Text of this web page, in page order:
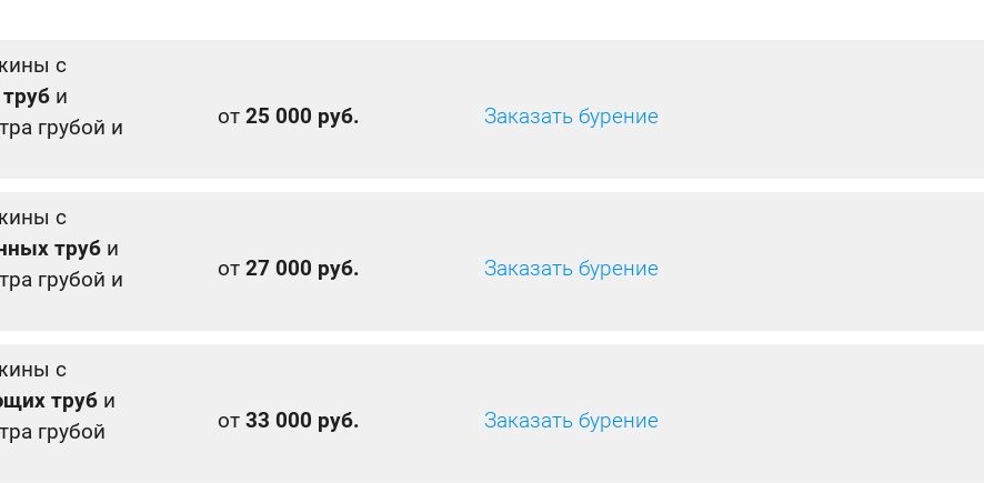
с
и
грубой и
от25 000 руб. Заказать бурение
с
труб и
грубой и
от27 000 руб. Заказать бурение
с
труб и
грубой
от33 000 руб. Заказать бурение